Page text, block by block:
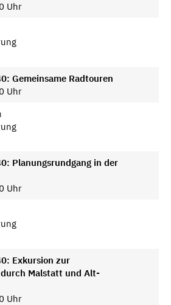
Uhr
Gemeinsame Radtouren
Uhr
Planungsrundgang in der
Uhr
Exkursion zur
Malstatt und Alt-
Uhr